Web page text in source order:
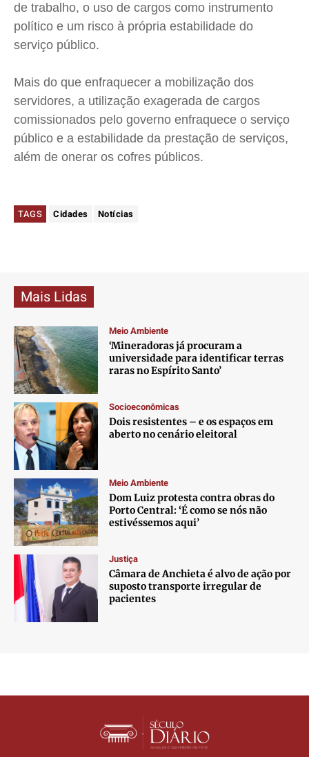
de trabalho, o uso de cargos como instrumento
político e um risco à própria estabilidade do
serviço público.
Mais do que enfraquecer a mobilização dos
servidores, a utilização exagerada de cargos
comissionados pelo governo enfraquece o serviço
público e a estabilidade da prestação de serviços,
além de onerar os cofres públicos.
TAGS Cidades Notícias
Mais Lidas
Meio Ambiente
‘Mineradoras já procuram a
universidade para identificar terras
raras no Espírito Santo’
Socioeconômicas
Dois resistentes – e os espaços em
aberto no cenário eleitoral
Meio Ambiente
Dom Luiz protesta contra obras do
Porto Central: ‘É como se nós não
estivéssemos aqui’
Justiça
Câmara de Anchieta é alvo de ação por
suposto transporte irregular de
pacientes